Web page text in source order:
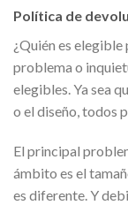
Política de
¿Quién es
problema o
elegibles. Ya sea
o el diseño, todos
El principal
ámbito es el
es diferente. Y